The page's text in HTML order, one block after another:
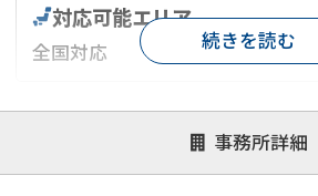
事務所詳細
対応可能エリア
全国対応
対応が親身 オンライン面談可能
1億円以上の買取可
続きを読む